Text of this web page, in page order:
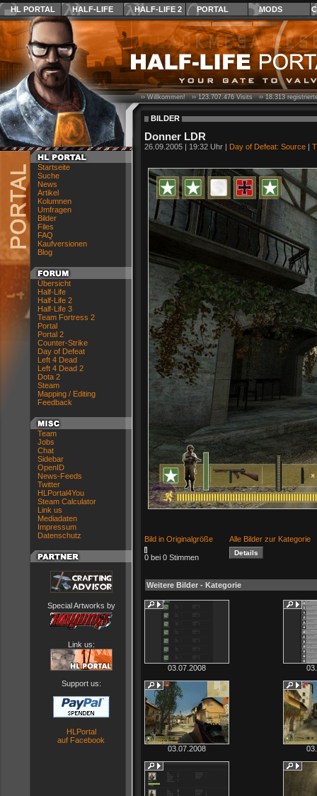
HL PORTAL HALF-LIFE HALF-LIFE 2 PORTAL MODS
Startseite
Suche
News
Artikel
Kolumnen
Umfragen
Bilder
Files
FAQ
Kaufversionen
Blog
Übersicht
Half-Life
Half-Life 2
Half-Life 3
Team Fortress 2
Portal
Portal 2
Counter-Strike
Day of Defeat
Left 4 Dead
Left 4 Dead 2
Dota 2
Steam
Mapping / Editing
Feedback
Team
Jobs
Chat
Sidebar
OpenID
News-Feeds
Twitter
HLPortal4You
Steam Calculator
Link us
Mediadaten
Impressum
Datenschutz
Special Artworks by
Link us:
Support us:
HLPortal
auf Facebook
›› Willkommen! ››123.707.476Visits ››18.313
BILDER
Donner LDR
26.09.2005 | 19:32 Uhr | Day of Defeat: Source |
Bild in Originalgröße Alle Bilder zur Kategorie
0 bei 0 Stimmen
Weitere Bilder - Kategorie
03.07.2008
03.07.2008